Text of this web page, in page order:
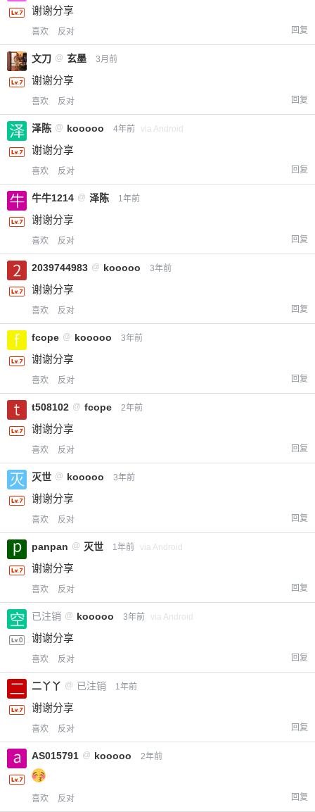
谢谢分享
喜欢 反对 回复
文刀 @ 玄墨 3月前
谢谢分享
喜欢 反对 回复
泽陈 @ kooooo 4年前 via Android
谢谢分享
喜欢 反对 回复
牛牛1214 @ 泽陈 1年前
谢谢分享
喜欢 反对 回复
2039744983 @ kooooo 3年前
谢谢分享
喜欢 反对 回复
fcope @ kooooo 3年前
谢谢分享
喜欢 反对 回复
t508102 @ fcope 2年前
谢谢分享
喜欢 反对 回复
灭世 @ kooooo 3年前
谢谢分享
喜欢 反对 回复
panpan @ 灭世 1年前 via Android
谢谢分享
喜欢 反对 回复
已注销 @ kooooo 3年前 via Android
谢谢分享
喜欢 反对 回复
二丫丫 @ 已注销 1年前
谢谢分享
喜欢 反对 回复
AS015791 @ kooooo 2年前
喜欢 反对 回复